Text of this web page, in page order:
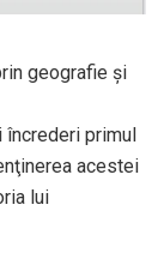
geografie şi
încrederi primul
acestei
lui